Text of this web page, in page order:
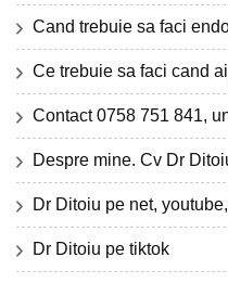
Cand trebuie sa faci
Ce trebuie sa faci cand
Contact 0758 751 841,
Despre mine. Cv Dr
Dr Ditoiu pe net,
Dr Ditoiu pe tiktok